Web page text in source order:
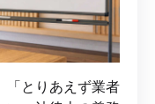
「とりあえず業者